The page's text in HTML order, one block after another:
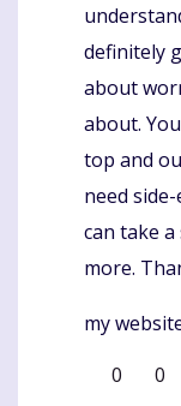
definitely
about
about.
top and
need
can take
more.
my
0
0